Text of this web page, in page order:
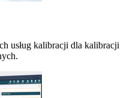
usług kalibracji dla kalibracji